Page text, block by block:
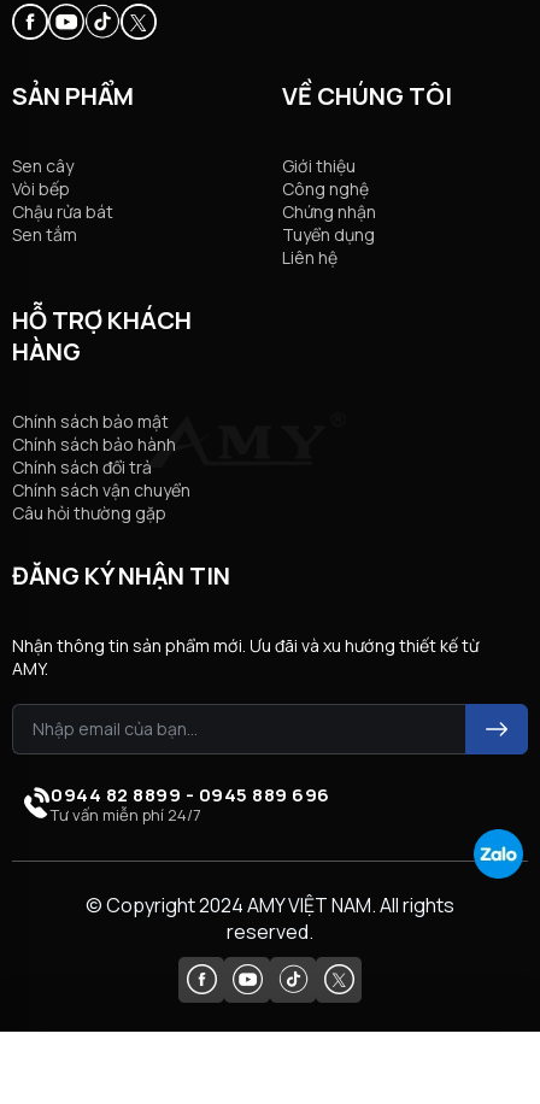
SẢN PHẨM
Sen cây
Vòi bếp
Chậu rửa bát
Sen tắm
VỀ CHÚNG TÔI
Giới thiệu
Công nghệ
Chứng nhận
Tuyển dụng
Liên hệ
HỖ TRỢ KHÁCH
HÀNG
Chính sách bảo mật
Chính sách bảo hành
Chính sách đổi trả
Chính sách vận chuyển
Câu hỏi thường gặp
ĐĂNG KÝ NHẬN TIN
Nhận thông tin sản phẩm mới. Ưu đãi và xu hướng thiết kế từ
AMY.
0944 82 8899 - 0945 889 696
Tư vấn miễn phí 24/7
© Copyright 2024 AMY VIỆT NAM. All rights
reserved.